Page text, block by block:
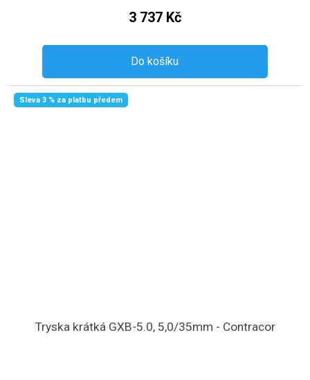
3 737 Kč
Do košíku
Sleva 3 % za platbu předem
Tryska krátká GXB-5.0, 5,0/35mm - Contracor